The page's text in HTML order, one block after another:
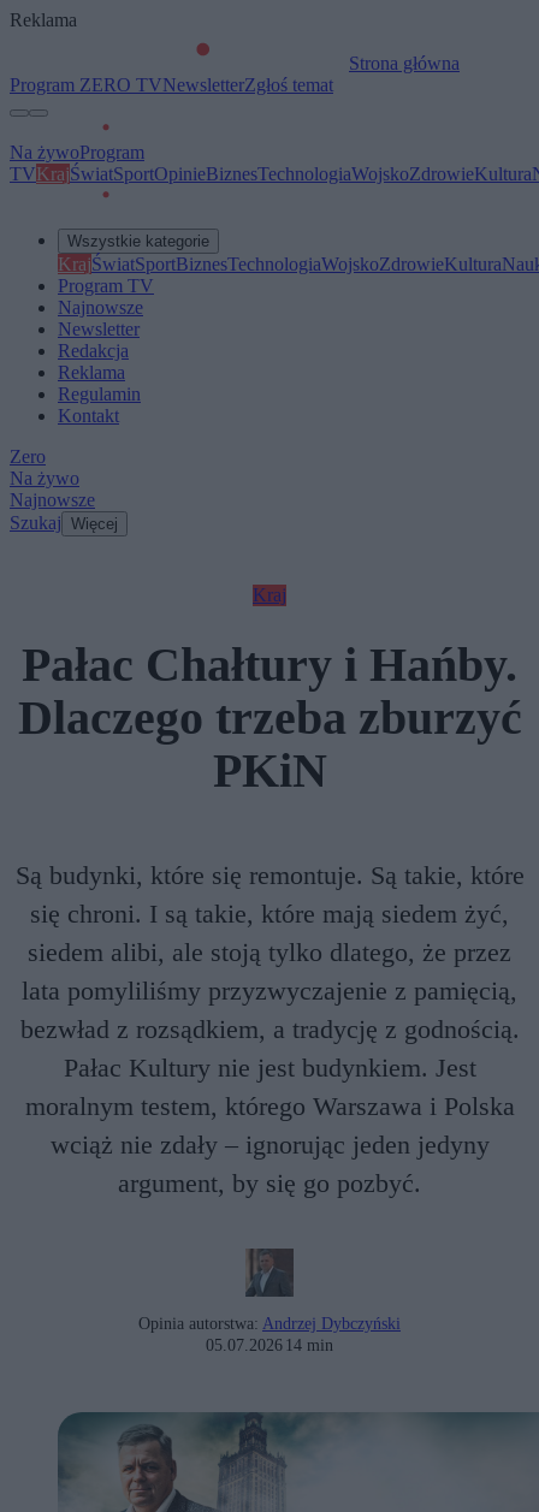
Reklama
Strona główna
Program ZERO TVNewsletterZgłoś temat
Na żywoProgram
TVKrajŚwiatSportOpinieBiznesTechnologiaWojskoZdrowieKultura
Wszystkie kategorie
KrajŚwiatSportBiznesTechnologiaWojskoZdrowieKultura
Program TV
Najnowsze
Newsletter
Redakcja
Reklama
Regulamin
Kontakt
Zero
Na żywo
Najnowsze
Szukaj Więcej
Kraj
Pałac Chałtury i Hańby.
Dlaczego trzeba zburzyć
PKiN
Są budynki, które się remontuje. Są takie, które
się chroni. I są takie, które mają siedem żyć,
siedem alibi, ale stoją tylko dlatego, że przez
lata pomyliliśmy przyzwyczajenie z pamięcią,
bezwład z rozsądkiem, a tradycję z godnością.
Pałac Kultury nie jest budynkiem. Jest
moralnym testem, którego Warszawa i Polska
wciąż nie zdały – ignorując jeden jedyny
argument, by się go pozbyć.
Opinia autorstwa: Andrzej Dybczyński
05.07.2026 14 min